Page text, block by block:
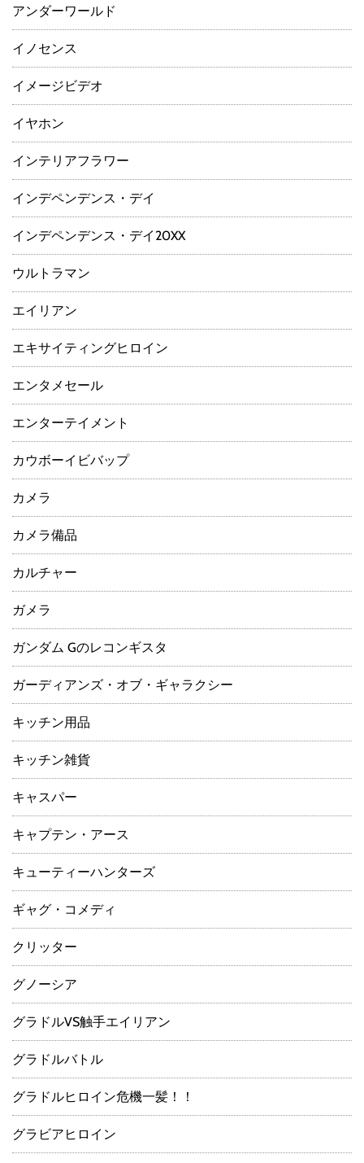
アンダーワールド
イノセンス
イメージビデオ
イヤホン
インテリアフラワー
インデペンデンス・デイ
インデペンデンス・デイ20XX
ウルトラマン
エイリアン
エキサイティングヒロイン
エンタメセール
エンターテイメント
カウボーイビバップ
カメラ
カメラ備品
カルチャー
ガメラ
ガンダム Gのレコンギスタ
ガーディアンズ・オブ・ギャラクシー
キッチン用品
キッチン雑貨
キャスパー
キャプテン・アース
キューティーハンターズ
ギャグ・コメディ
クリッター
グノーシア
グラドルVS触手エイリアン
グラドルバトル
グラドルヒロイン危機一髪！！
グラビアヒロイン